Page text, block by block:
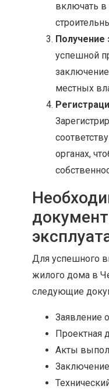
включать
Получение
успешной
заключение
местных
органах,
Для успешного
жилого дома в
следующие
Заявление
Проектная
Акты